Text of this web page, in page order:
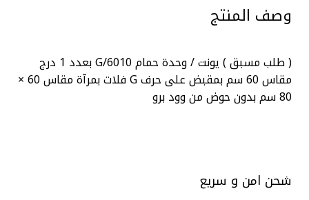
وصف المنتج
( طلب مسبق ) يونت / وحدة حمام G/6010 بعدد 1 درج
مقاس 60 سم بمقبض على حرف G فلات بمرآة مقاس 60 ×
80 سم بدون حوض من وود برو
شحن امن و سريع